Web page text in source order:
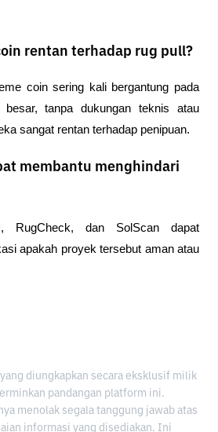
rentan terhadap rug pull?
coin sering kali bergantung pada
tanpa dukungan teknis atau
sangat rentan terhadap penipuan.
membantu menghindari
RugCheck, dan SolScan dapat
apakah proyek tersebut aman atau
diungkapkan secara eksklusif milik
pandangan platform ini.
menolak segala tanggung jawab atas
informasi yang disediakan. Ini